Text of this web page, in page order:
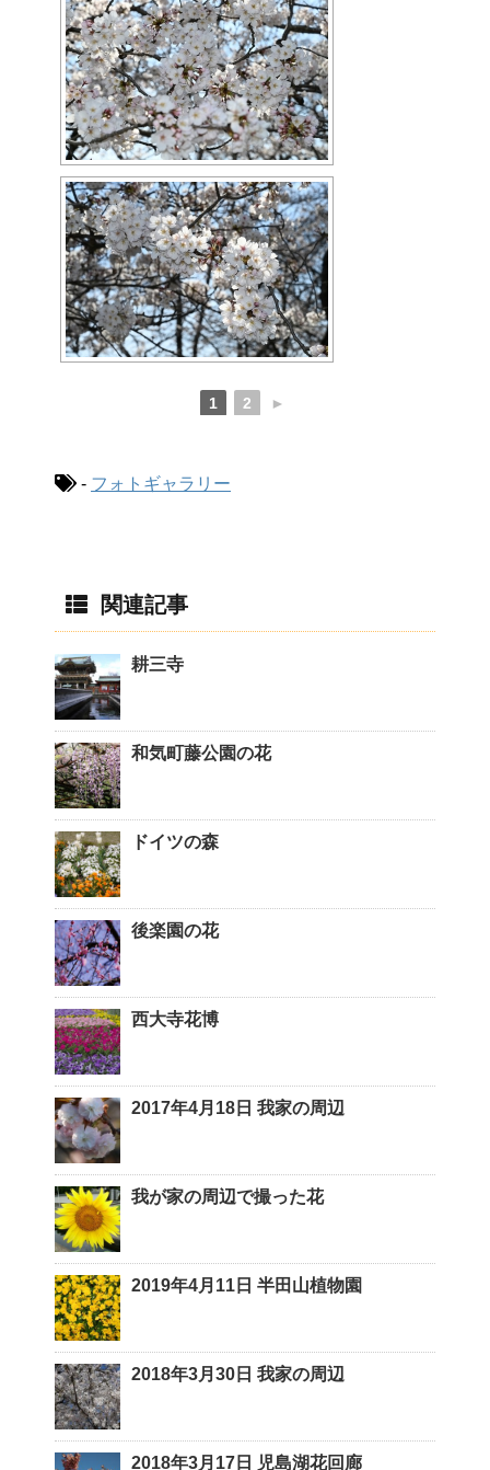
1 2 ►
- フォトギャラリー
関連記事
耕三寺
和気町藤公園の花
ドイツの森
後楽園の花
西大寺花博
2017年4月18日 我家の周辺
我が家の周辺で撮った花
2019年4月11日 半田山植物園
2018年3月30日 我家の周辺
2018年3月17日 児島湖花回廊